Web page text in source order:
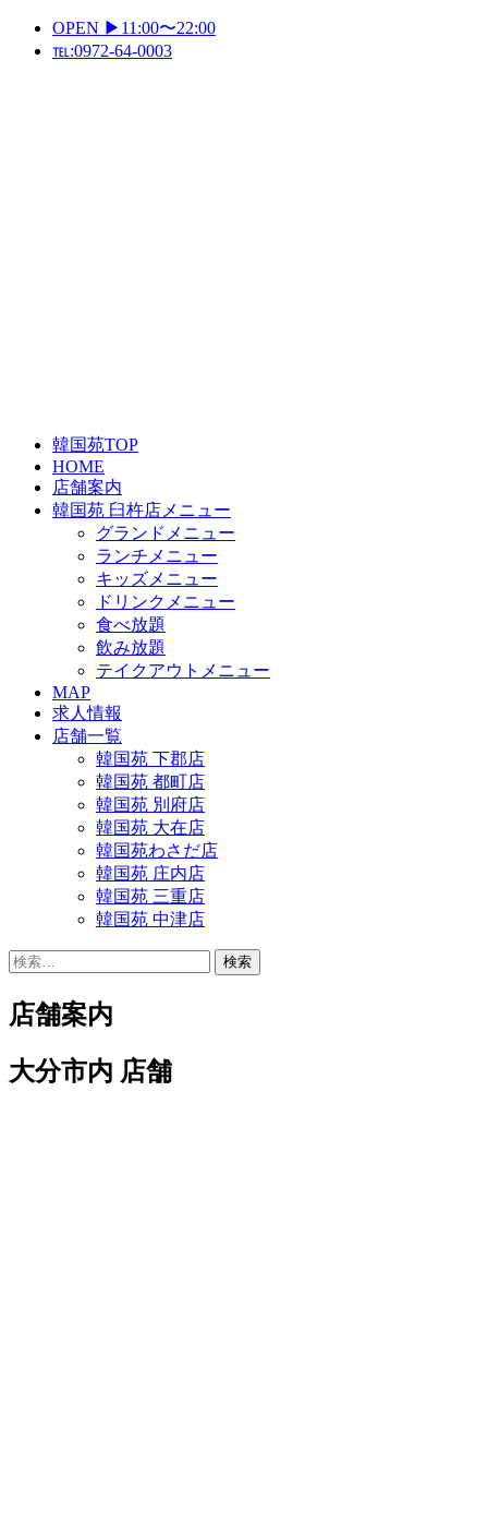
Skip
content
OPEN ▶11:00〜22:00
℡:0972-64-0003
韓国苑TOP
HOME
店舗案内
韓国苑 臼杵店メニュー
グランドメニュー
ランチメニュー
キッズメニュー
ドリンクメニュー
食べ放題
飲み放題
テイクアウトメニュー
MAP
求人情報
店舗一覧
韓国苑 下郡店
韓国苑 都町店
韓国苑 別府店
韓国苑 大在店
韓国苑わさだ店
韓国苑 庄内店
韓国苑 三重店
韓国苑 中津店
検
店舗案内
大分市内 店舗